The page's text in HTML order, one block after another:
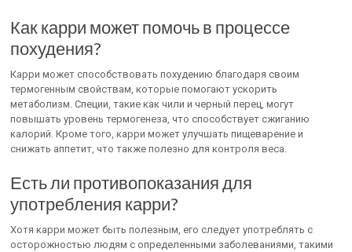
Как карри может помочь в процессе
похудения?
Карри может способствовать похудению благодаря своим
термогенным свойствам, которые помогают ускорить
метаболизм. Специи, такие как чили и черный перец, могут
повышать уровень термогенеза, что способствует сжиганию
калорий. Кроме того, карри может улучшать пищеварение и
снижать аппетит, что также полезно для контроля веса.
Есть ли противопоказания для
употребления карри?
Хотя карри может быть полезным, его следует употреблять с
осторожностью людям с определенными заболеваниями, такими